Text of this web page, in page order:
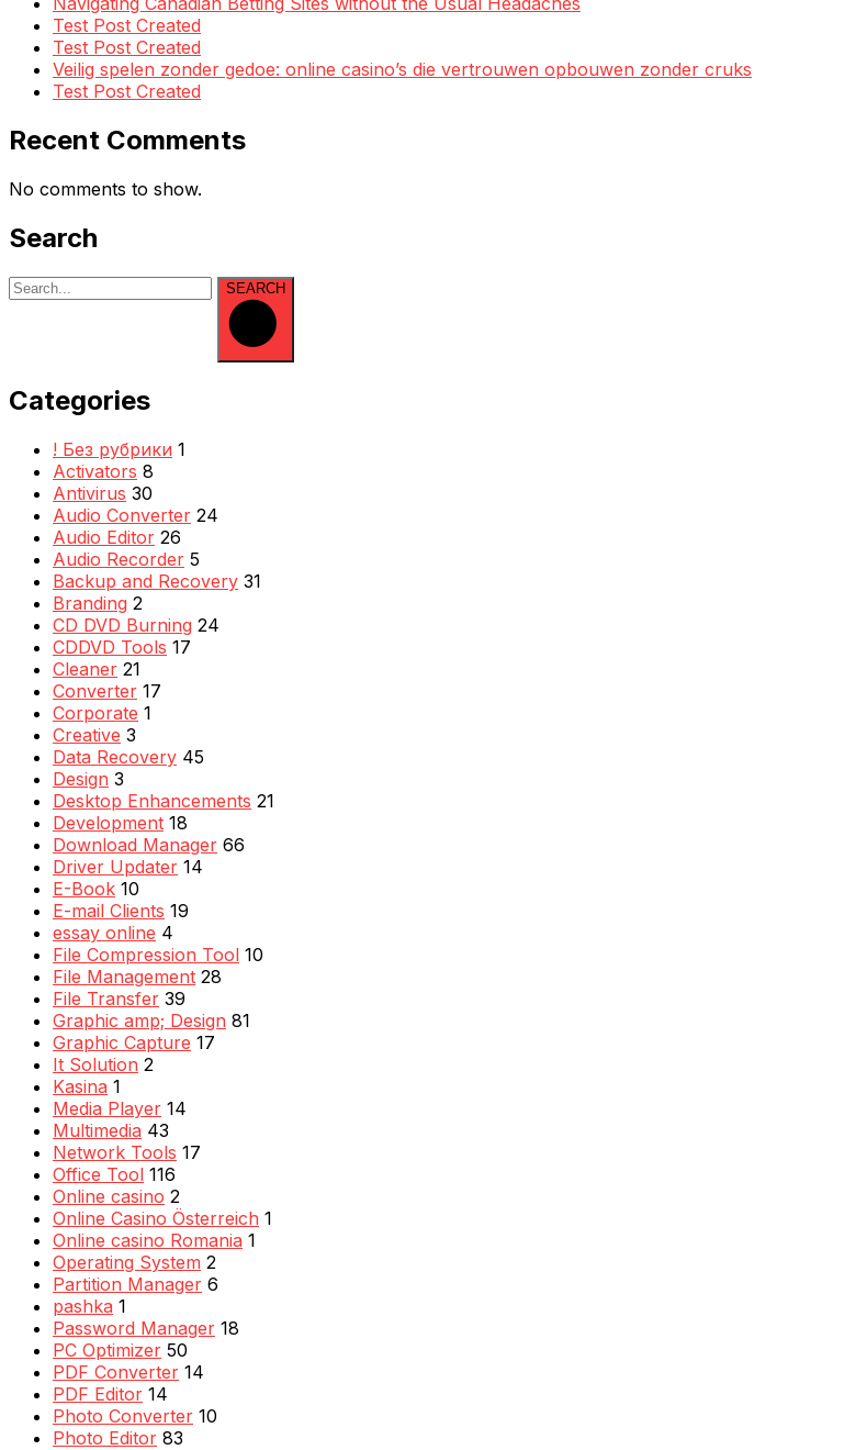
Test Post Created
Test Post Created
Veilig spelen zonder gedoe: online casino’s die vertrouwen opbouwen zonder cruks
Test Post Created
Recent Comments
No comments to show.
Search
SEARCH
Categories
! Без рубрики 1
Activators 8
Antivirus 30
Audio Converter 24
Audio Editor 26
Audio Recorder 5
Backup and Recovery 31
Branding 2
CD DVD Burning 24
CDDVD Tools 17
Cleaner 21
Converter 17
Corporate 1
Creative 3
Data Recovery 45
Design 3
Desktop Enhancements 21
Development 18
Download Manager 66
Driver Updater 14
E-Book 10
E-mail Clients 19
essay online 4
File Compression Tool 10
File Management 28
File Transfer 39
Graphic amp; Design 81
Graphic Capture 17
It Solution 2
Kasina 1
Media Player 14
Multimedia 43
Network Tools 17
Office Tool 116
Online casino 2
Online Casino Österreich 1
Online casino Romania 1
Operating System 2
Partition Manager 6
pashka 1
Password Manager 18
PC Optimizer 50
PDF Converter 14
PDF Editor 14
Photo Converter 10
Photo Editor 83